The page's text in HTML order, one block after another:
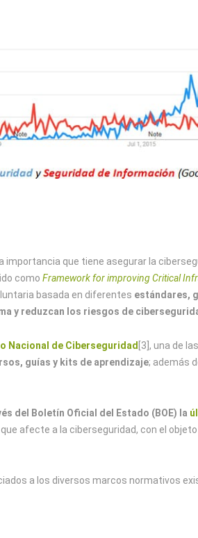
importancia que tiene asegurar la
como Framework for improving Critical
basada en diferentes estándares,
y reduzcan los riesgos de
Nacional de Ciberseguridad [3], una de
guías y kits de aprendizaje; además
del Boletín Oficial del Estado (BOE) la
afecte a la ciberseguridad, con el
a los diversos marcos normativos